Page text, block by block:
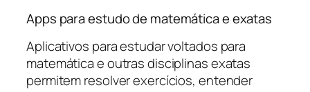
Apps para estudo de matemática e exatas
Aplicativos para estudar voltados para
matemática e outras disciplinas exatas
permitem resolver exercícios, entender